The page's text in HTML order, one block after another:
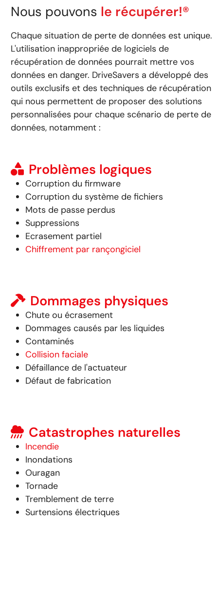
Nous pouvons le récupérer!®
Chaque situation de perte de données est unique.
L'utilisation inappropriée de logiciels de
récupération de données pourrait mettre vos
données en danger. DriveSavers a développé des
outils exclusifs et des techniques de récupération
qui nous permettent de proposer des solutions
personnalisées pour chaque scénario de perte de
données, notamment :
Problèmes logiques
Corruption du firmware
Corruption du système de fichiers
Mots de passe perdus
Suppressions
Ecrasement partiel
Chiffrement par rançongiciel
Dommages physiques
Chute ou écrasement
Dommages causés par les liquides
Contaminés
Collision faciale
Défaillance de l'actuateur
Défaut de fabrication
Catastrophes naturelles
Incendie
Inondations
Ouragan
Tornade
Tremblement de terre
Surtensions électriques